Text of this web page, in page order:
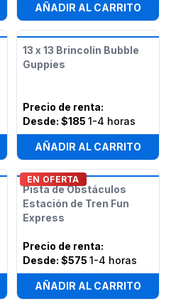
AÑADIR AL CARRITO
13 x 13 Brincolín Bubble
Guppies
Precio de renta:
Desde: $185 1-4 horas
AÑADIR AL CARRITO
EN OFERTA
Pista de Obstáculos
Estación de Tren Fun
Express
Precio de renta:
Desde: $575 1-4 horas
AÑADIR AL CARRITO